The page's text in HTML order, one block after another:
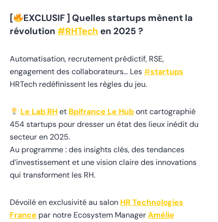
[
EXCLUSIF ] Quelles startups mènent la
révolution #RHTech en 2025 ?
Automatisation, recrutement prédictif, RSE,
engagement des collaborateurs… Les#startups
HRTech redéfinissent les règles du jeu.
Le Lab RHet Bpifrance Le Hubont cartographié
454 startups pour dresser un état des lieux inédit du
secteur en 2025.
Au programme : des insights clés, des tendances
d’investissement et une vision claire des innovations
qui transforment les RH.
Dévoilé en exclusivité au salon HR Technologies
France par notre Ecosystem ManagerAmélie